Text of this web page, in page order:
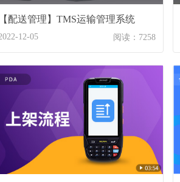
【配送管理】TMS运输管理系统
12-05 阅读：7258